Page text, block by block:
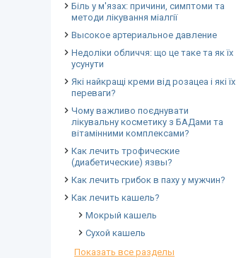
Біль у м'язах: причини, симптоми та
методи лікування міалгії
Высокое артериальное давление
Недоліки обличчя: що це таке та як їх
усунути
Які найкращі креми від розацеа і які їх
переваги?
Чому важливо поєднувати
лікувальну косметику з БАДами та
вітамінними комплексами?
Как лечить трофические
(диабетические) язвы?
Как лечить грибок в паху у мужчин?
Как лечить кашель?
Мокрый кашель
Сухой кашель
Показать все разделы